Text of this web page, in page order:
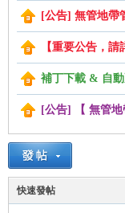
[公告] 無管地帶
【重要公告，請
補丁下載 & 自
[公告] 【 無管地
快速發帖